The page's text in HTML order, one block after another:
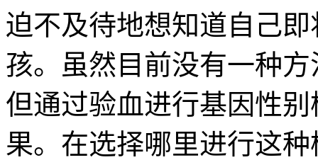
迫不及待地想知道自己
孩。虽然目前没有一种
但通过验血进行基因性
果。在选择哪里进行这